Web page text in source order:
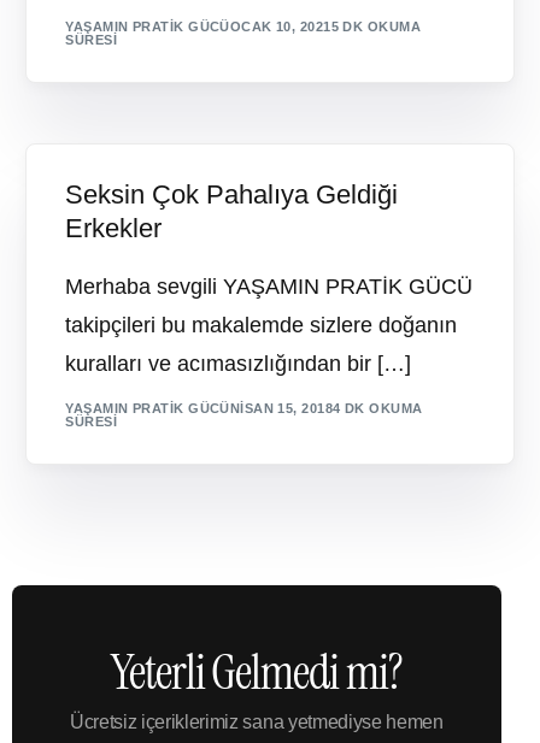
YAŞAMIN PRATIK GÜCÜOCAK 10, 2021 5 DK OKUMA
SÜRESI
Seksin Çok Pahalıya Geldiği
Erkekler
Merhaba sevgili YAŞAMIN PRATİK GÜCÜ
takipçileri bu makalemde sizlere doğanın
kuralları ve acımasızlığından bir […]
YAŞAMIN PRATIK GÜCÜ NISAN 15, 20184 DK OKUMA
SÜRESI
Yeterli Gelmedi mi?
Ücretsiz içeriklerimiz sana yetmediyse hemen